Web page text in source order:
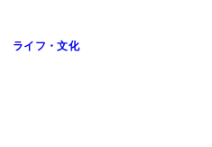
ライフ・文化